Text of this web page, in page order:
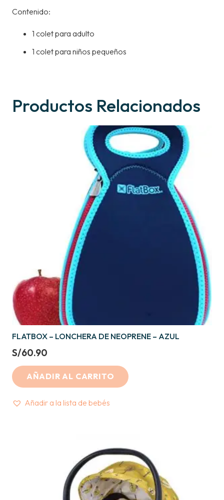
Contenido:
1 colet para adulto
1 colet para niños pequeños
Productos Relacionados
FLATBOX – LONCHERA DE NEOPRENE – AZUL
S/60.90
AÑADIR AL CARRITO
Añadir a la lista de bebés